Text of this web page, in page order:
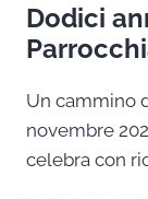
Dodici
Un cammino
novembre
celebra con